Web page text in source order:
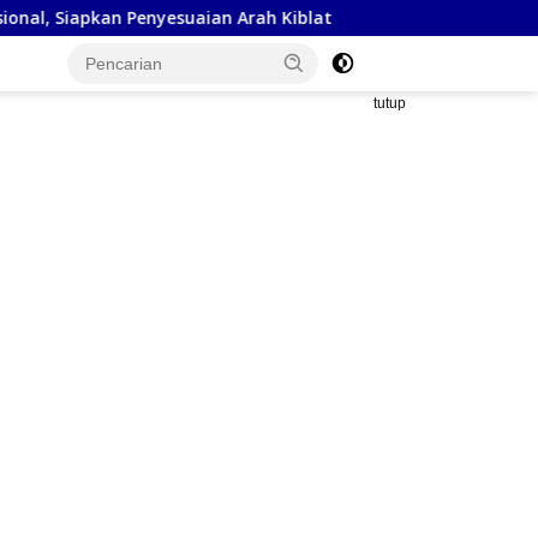
Arah Kiblat Kejaksaan Negeri Sumbawa
tutup